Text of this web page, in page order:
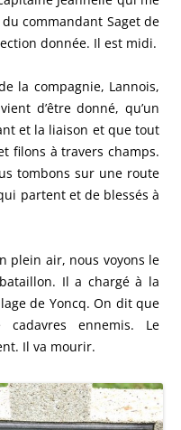
commandant Saget de
donnée. Il est midi.
la compagnie, Lannois,
d’être donné, qu’un
et la liaison et que tout
filons à travers champs.
tombons sur une route
partent et de blessés à
plein air, nous voyons le
bataillon. Il a chargé à la
de Yoncq. On dit que
ennemis. Le
Il va mourir.